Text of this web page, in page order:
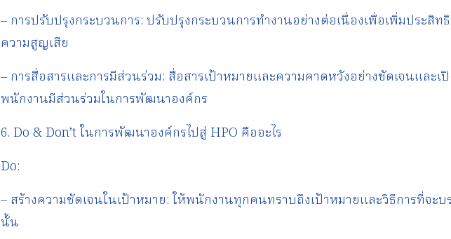
– การปรับปรุงกระบวนการ: ปรับปรุงกระบวนการทำงานอย่างต่อเนื่องเพื่อเพิ่มประสิ
ความสูญเสีย
– การสื่อสารและการมีส่วนร่วม: สื่อสารเป้าหมายและความคาดหวังอย่างชัดเจนและเ
พนักงานมีส่วนร่วมในการพัฒนาองค์กร
6. Do & Don’t ในการพัฒนาองค์กรไปสู่ HPO คืออะไร
Do:
– สร้างความชัดเจนในเป้าหมาย: ให้พนักงานทุกคนทราบถึงเป้าหมายและวิธีการที่จะบ
นั้น